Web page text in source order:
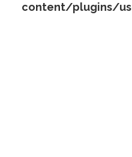
content/plugins/